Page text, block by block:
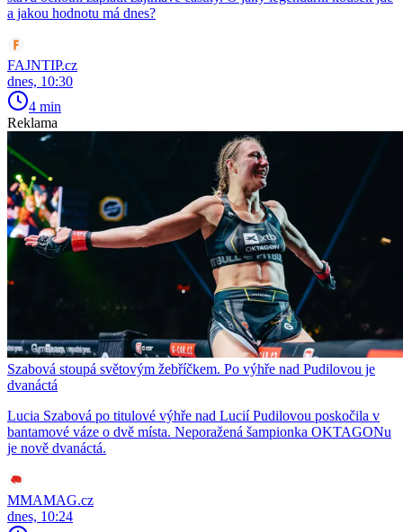
a jakou hodnotu má dnes?
FAJNTIP.cz
dnes, 10:30
4 min
Reklama
Szabová stoupá světovým žebříčkem. Po výhře nad Pudilovou je
dvanáctá
Lucia Szabová po titulové výhře nad Lucií Pudilovou poskočila v
bantamové váze o dvě místa. Neporažená šampionka OKTAGONu
je nově dvanáctá.
MMAMAG.cz
dnes, 10:24